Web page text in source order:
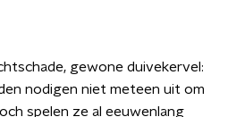
gewone duivekervel:
nodigen niet meteen uit om
spelen ze al eeuwenlang